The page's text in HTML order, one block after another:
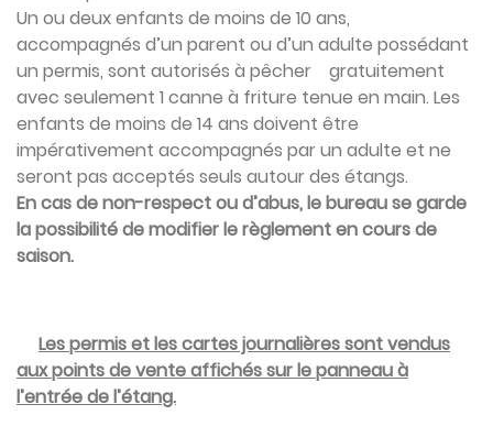
Un ou deux enfants de moins de 10 ans,
accompagnés d’un parent ou d’un adulte possédant
un permis, sont autorisés à pêcher gratuitement
avec seulement 1 canne à friture tenue en main. Les
enfants de moins de 14 ans doivent être
impérativement accompagnés par un adulte et ne
seront pas acceptés seuls autour des étangs.
En cas de non-respect ou d’abus, le bureau se garde
la possibilité de modifier le règlement en cours de
saison.
Les permis et les cartes journalières sont vendus
aux points de vente affichés sur le panneau à
l’entrée de l’étang.